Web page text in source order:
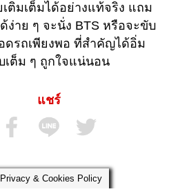
ติมเต็มได้อย่างแท้จริง แถม
ง่าย ๆ จะนั่ง BTS หรือจะขับ
ดรถเพียงพอ ที่สำคัญได้อิ่ม
เต็ม ๆ ถูกใจแน่นอน
แชร์
Privacy & Cookies Policy